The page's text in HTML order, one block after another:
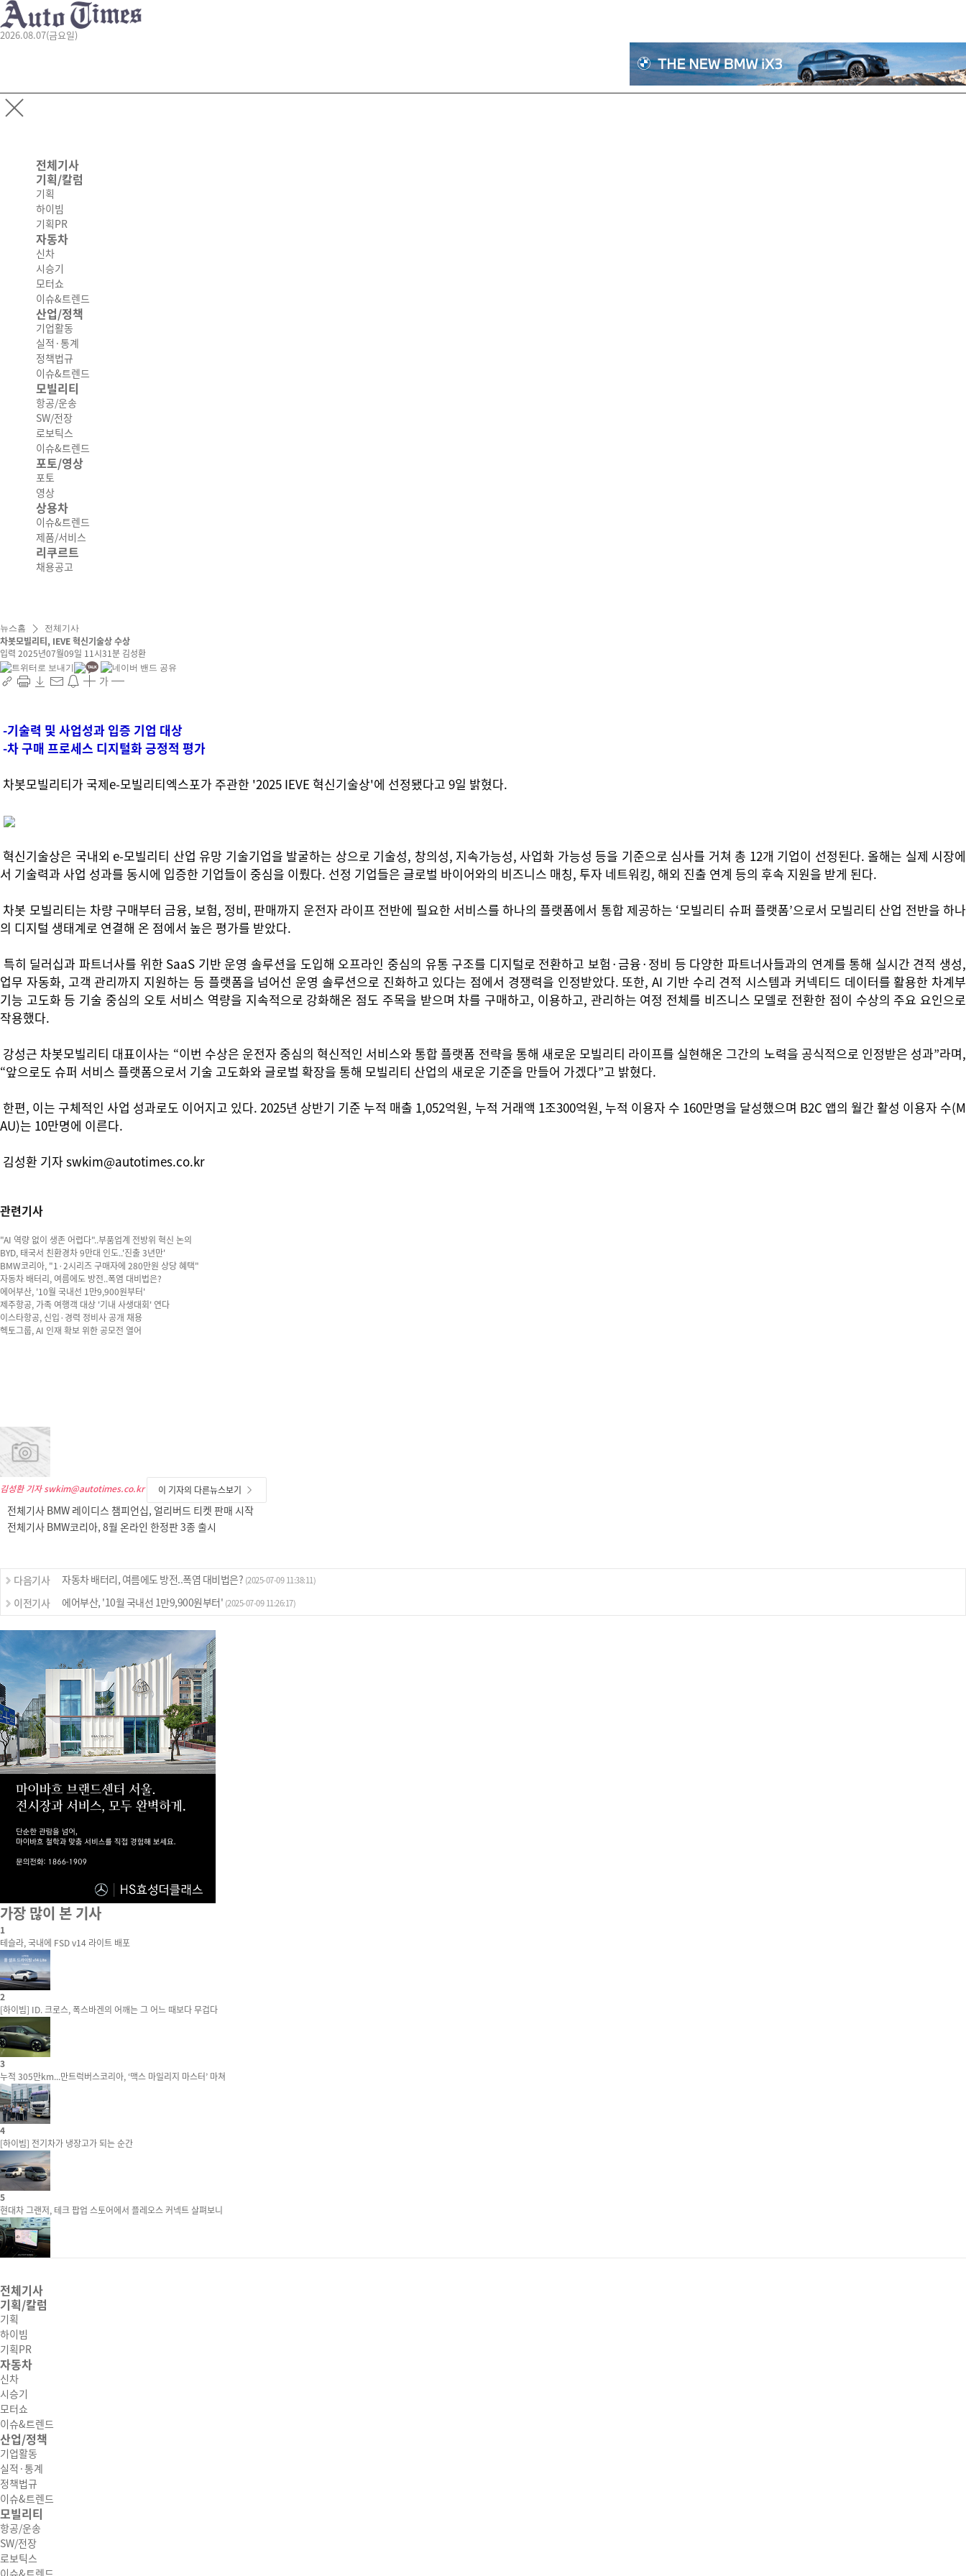
2026.08.07(금요일)
전체기사
기획/칼럼
기획
하이빔
기획PR
자동차
신차
시승기
모터쇼
이슈&트렌드
산업/정책
기업활동
실적·통계
정책법규
이슈&트렌드
모빌리티
항공/운송
SW/전장
로보틱스
이슈&트렌드
포토/영상
포토
영상
상용차
이슈&트렌드
제품/서비스
리쿠르트
채용공고
뉴스홈 전체기사
차봇모빌리티, IEVE 혁신기술상 수상
입력 2025년07월09일 11시31분 김성환
가
-기술력 및 사업성과 입증 기업 대상
-차 구매 프로세스 디지털화 긍정적 평가
차봇모빌리티가 국제e-모빌리티엑스포가 주관한 '2025 IEVE 혁신기술상'에 선정됐다고 9일 밝혔다.
혁신기술상은 국내외 e-모빌리티 산업 유망 기술기업을 발굴하는 상으로 기술성, 창의성, 지속가능성, 사업화 가능성 등을 기준으로 심사를 거쳐 총 12개 기업이 선정된다. 올해는 실제 시장에
서 기술력과 사업 성과를 동시에 입증한 기업들이 중심을 이뤘다. 선정 기업들은 글로벌 바이어와의 비즈니스 매칭, 투자 네트워킹, 해외 진출 연계 등의 후속 지원을 받게 된다.
차봇 모빌리티는 차량 구매부터 금융, 보험, 정비, 판매까지 운전자 라이프 전반에 필요한 서비스를 하나의 플랫폼에서 통합 제공하는 ‘모빌리티 슈퍼 플랫폼’으로서 모빌리티 산업 전반을 하나
의 디지털 생태계로 연결해 온 점에서 높은 평가를 받았다.
특히 딜러십과 파트너사를 위한 SaaS 기반 운영 솔루션을 도입해 오프라인 중심의 유통 구조를 디지털로 전환하고 보험·금융·정비 등 다양한 파트너사들과의 연계를 통해 실시간 견적 생성,
업무 자동화, 고객 관리까지 지원하는 등 플랫폼을 넘어선 운영 솔루션으로 진화하고 있다는 점에서 경쟁력을 인정받았다. 또한, AI 기반 수리 견적 시스템과 커넥티드 데이터를 활용한 차계부
기능 고도화 등 기술 중심의 오토 서비스 역량을 지속적으로 강화해온 점도 주목을 받으며 차를 구매하고, 이용하고, 관리하는 여정 전체를 비즈니스 모델로 전환한 점이 수상의 주요 요인으로
작용했다.
강성근 차봇모빌리티 대표이사는 “이번 수상은 운전자 중심의 혁신적인 서비스와 통합 플랫폼 전략을 통해 새로운 모빌리티 라이프를 실현해온 그간의 노력을 공식적으로 인정받은 성과”라며,
“앞으로도 슈퍼 서비스 플랫폼으로서 기술 고도화와 글로벌 확장을 통해 모빌리티 산업의 새로운 기준을 만들어 가겠다”고 밝혔다.
한편, 이는 구체적인 사업 성과로도 이어지고 있다. 2025년 상반기 기준 누적 매출 1,052억원, 누적 거래액 1조300억원, 누적 이용자 수 160만명을 달성했으며 B2C 앱의 월간 활성 이용자 수(M
AU)는 10만명에 이른다.
김성환 기자 swkim@autotimes.co.kr
관련기사
"AI 역량 없이 생존 어렵다"..부품업계 전방위 혁신 논의
BYD, 태국서 친환경차 9만대 인도..'진출 3년만'
BMW코리아, "1·2시리즈 구매자에 280만원 상당 혜택"
자동차 배터리, 여름에도 방전..폭염 대비법은?
에어부산, '10월 국내선 1만9,900원부터'
제주항공, 가족 여행객 대상 '기내 사생대회' 연다
이스타항공, 신입·경력 정비사 공개 채용
헥토그룹, AI 인재 확보 위한 공모전 열어
김성환 기자 swkim@autotimes.co.kr 이 기자의 다른뉴스보기
전체기사 BMW 레이디스 챔피언십, 얼리버드 티켓 판매 시작
전체기사 BMW코리아, 8월 온라인 한정판 3종 출시
다음기사 자동차 배터리, 여름에도 방전..폭염 대비법은? (2025-07-09 11:38:11)
이전기사 에어부산, '10월 국내선 1만9,900원부터' (2025-07-09 11:26:17)
가장 많이 본 기사
1
테슬라, 국내에 FSD v14 라이트 배포
2
[하이빔] ID. 크로스, 폭스바겐의 어깨는 그 어느 때보다 무겁다
3
누적 305만km...만트럭버스코리아, ‘맥스 마일리지 마스터’ 마쳐
4
[하이빔] 전기차가 냉장고가 되는 순간
5
현대차 그랜저, 테크 팝업 스토어에서 플레오스 커넥트 살펴보니
전체기사
기획/칼럼
기획
하이빔
기획PR
자동차
신차
시승기
모터쇼
이슈&트렌드
산업/정책
기업활동
실적·통계
정책법규
이슈&트렌드
모빌리티
항공/운송
SW/전장
로보틱스
이슈&트렌드